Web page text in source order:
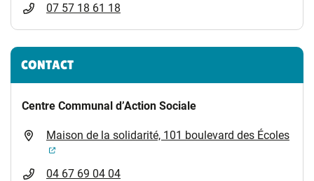
07 57 18 61 18
CONTACT
Centre Communal d’Action Sociale
Maison de la solidarité, 101 boulevard des Écoles
(ouverture dans un nouvel onglet)
04 67 69 04 04